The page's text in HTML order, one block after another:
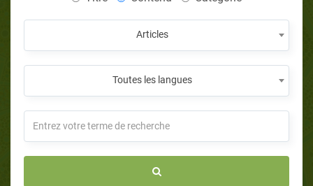
Articles
Toutes les langues